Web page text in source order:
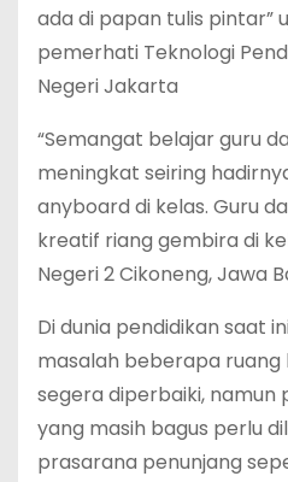
ada di papan tulis pintar”
pemerhati Teknologi
Negeri Jakarta
“Semangat belajar guru
meningkat seiring
anyboard di kelas. Guru
kreatif riang gembira di
Negeri 2 Cikoneng, Jawa
Di dunia pendidikan saat
masalah beberapa ruang
segera diperbaiki, namun
yang masih bagus perlu
prasarana penunjang